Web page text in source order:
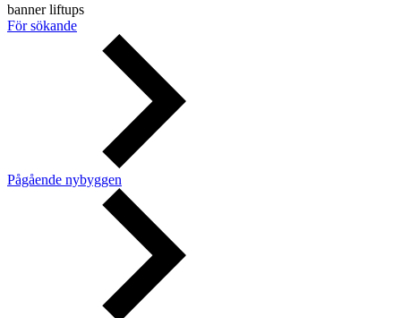
banner liftups
För sökande
Pågående nybyggen